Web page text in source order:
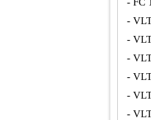
-
-
-
-
-
-